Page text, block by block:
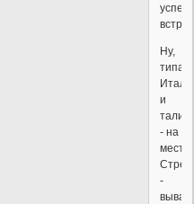
Ну,
типа
и
талия
- на
месте.
-